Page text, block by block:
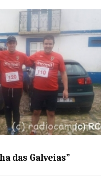
das Galveias”